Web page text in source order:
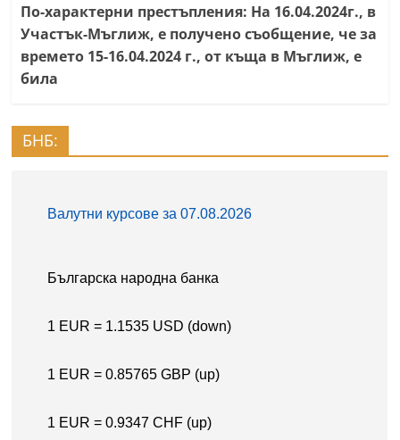
По-характерни престъпления: На 16.04.2024г., в
Участък-Мъглиж, е получено съобщение, че за
времето 15-16.04.2024 г., от къща в Мъглиж, е
била
БНБ: